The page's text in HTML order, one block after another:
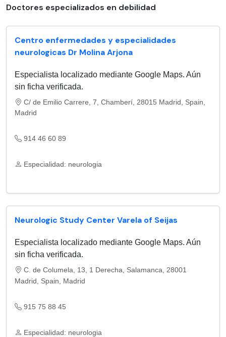
Doctores especializados en debilidad
Centro enfermedades y especialidades
neurologicas Dr Molina Arjona
Especialista localizado mediante Google Maps. Aún
sin ficha verificada.
C/ de Emilio Carrere, 7, Chamberí, 28015 Madrid, Spain,
Madrid
914 46 60 89
Especialidad: neurologia
Neurologic Study Center Varela of Seijas
Especialista localizado mediante Google Maps. Aún
sin ficha verificada.
C. de Columela, 13, 1 Derecha, Salamanca, 28001
Madrid, Spain, Madrid
915 75 88 45
Especialidad: neurologia